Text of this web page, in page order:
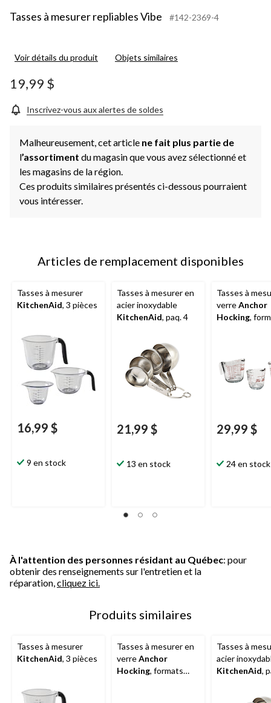
Tasses à mesurer repliables Vibe #142-2369-4
Voir détails du produit Objets similaires
19,99 $
Inscrivez-vous aux alertes de soldes
Malheureusement, cet article ne fait plus partie de
l’assortiment du magasin que vous avez sélectionné et
les magasins de la région.
Ces produits similaires présentés ci-dessous pourraient
vous intéresser.
Articles de remplacement disponibles
Tasses à mesurer
KitchenAid, 3 pièces
16,99 $
9 en stock
Tasses à mesurer en
acier inoxydable
KitchenAid, paq. 4
21,99 $
13 en stock
Tasses à
verreAnchor
Hocking,
29,99 $
24 en stock
À l'attention des personnes résidant au Québec: pour
obtenir des renseignements sur l'entretien et la
réparation, cliquez ici.
Produits similaires
Tasses à mesurer
KitchenAid, 3 pièces
Tasses à mesurer en
verreAnchor
Hocking, formats
Tasses à
acier
KitchenAid,